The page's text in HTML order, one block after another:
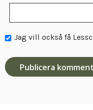
Jag vill också få